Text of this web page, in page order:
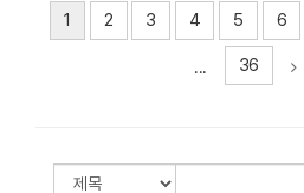
1 2 3 4 5 6
... 36